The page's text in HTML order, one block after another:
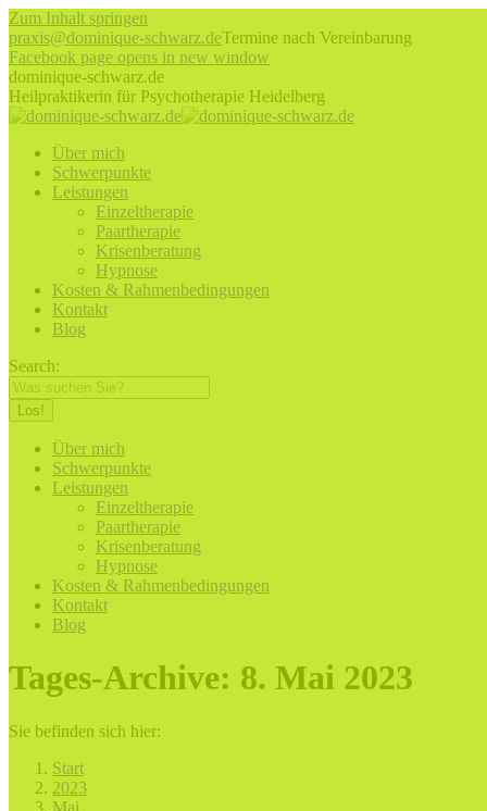
Zum Inhalt springen
praxis@dominique-schwarz.deTermine nach Vereinbarung
Facebook page opens in new window
dominique-schwarz.de
Heilpraktikerin für Psychotherapie Heidelberg
Über mich
Schwerpunkte
Leistungen
Einzeltherapie
Paartherapie
Krisenberatung
Hypnose
Kosten & Rahmenbedingungen
Kontakt
Blog
Search:
Über mich
Schwerpunkte
Leistungen
Einzeltherapie
Paartherapie
Krisenberatung
Hypnose
Kosten & Rahmenbedingungen
Kontakt
Blog
Tages-Archive: 8. Mai 2023
Sie befinden sich hier:
Start
2023
Mai